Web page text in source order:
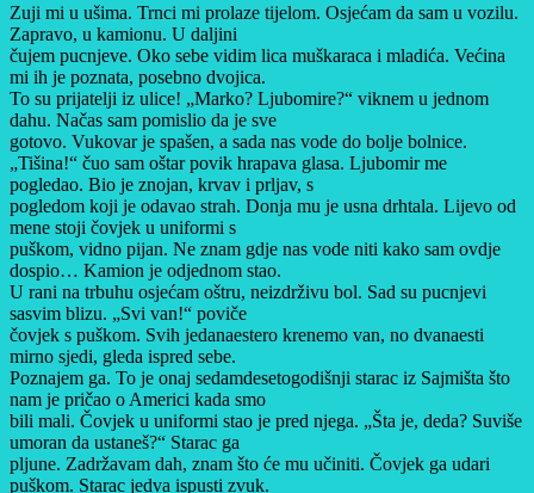
Zuji mi u ušima. Trnci mi prolaze tijelom. Osjećam da sam u vozilu.
Zapravo, u kamionu. U daljini
čujem pucnjeve. Oko sebe vidim lica muškaraca i mladića. Većina
mi ih je poznata, posebno dvojica.
To su prijatelji iz ulice! „Marko? Ljubomire?“ viknem u jednom
dahu. Načas sam pomislio da je sve
gotovo. Vukovar je spašen, a sada nas vode do bolje bolnice.
„Tišina!“ čuo sam oštar povik hrapava glasa. Ljubomir me
pogledao. Bio je znojan, krvav i prljav, s
pogledom koji je odavao strah. Donja mu je usna drhtala. Lijevo od
mene stoji čovjek u uniformi s
puškom, vidno pijan. Ne znam gdje nas vode niti kako sam ovdje
dospio… Kamion je odjednom stao.
U rani na trbuhu osjećam oštru, neizdrživu bol. Sad su pucnjevi
sasvim blizu. „Svi van!“ poviče
čovjek s puškom. Svih jedanaestero krenemo van, no dvanaesti
mirno sjedi, gleda ispred sebe.
Poznajem ga. To je onaj sedamdesetogodišnji starac iz Sajmišta što
nam je pričao o Americi kada smo
bili mali. Čovjek u uniformi stao je pred njega. „Šta je, deda? Suviše
umoran da ustaneš?“ Starac ga
pljune. Zadržavam dah, znam što će mu učiniti. Čovjek ga udari
puškom. Starac jedva ispusti zvuk.